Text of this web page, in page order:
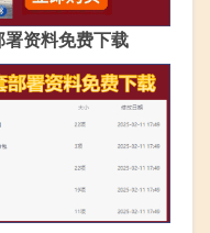
资料免费下载